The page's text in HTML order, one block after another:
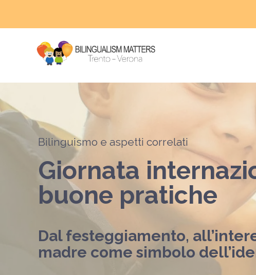
Bilinguismo e aspetti correlati
Giornata
buone pratiche
Dal festeggiamento,
madre come simbolo